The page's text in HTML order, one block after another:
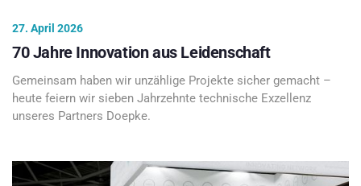
27. April 2026
70 Jahre Innovation aus Leidenschaft
Gemeinsam haben wir unzählige Projekte sicher gemacht –
heute feiern wir sieben Jahrzehnte technische Exzellenz
unseres Partners Doepke.